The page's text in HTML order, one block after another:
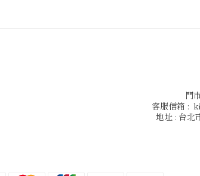
門
客服信箱 :
地址 : 台北